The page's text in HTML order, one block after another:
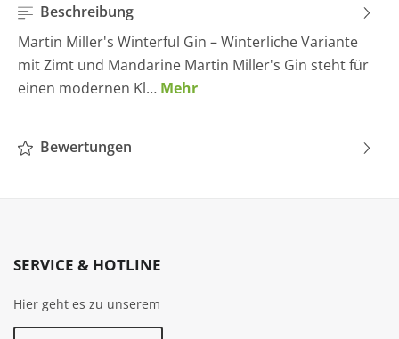
Beschreibung
Martin Miller's Winterful Gin – Winterliche Variante
mit Zimt und Mandarine Martin Miller's Gin steht für
einen modernen Kl… Mehr
Bewertungen
SERVICE & HOTLINE
Hier geht es zu unserem